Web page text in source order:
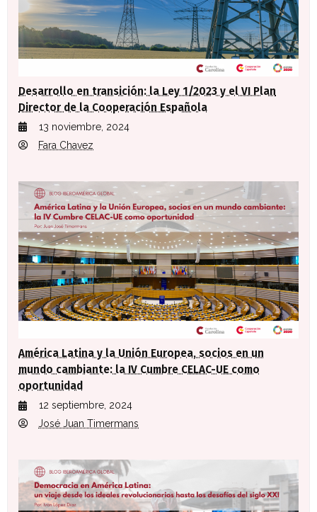
Desarrollo en transición: la Ley 1/2023 y el VI Plan
Director de la Cooperación Española
13 noviembre, 2024
Fara Chavez
América Latina y la Unión Europea, socios en un
mundo cambiante: la IV Cumbre CELAC-UE como
oportunidad
12 septiembre, 2024
José Juan Timermans